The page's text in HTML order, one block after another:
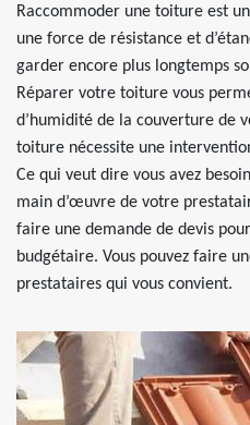
Raccommoder une toiture est
une force de résistance et
garder encore plus longtemps
Réparer votre toiture vous
d’humidité de la couverture de
toiture nécessite une
Ce qui veut dire vous avez
main d’œuvre de votre
faire une demande de devis
budgétaire. Vous pouvez faire
prestataires qui vous convient.